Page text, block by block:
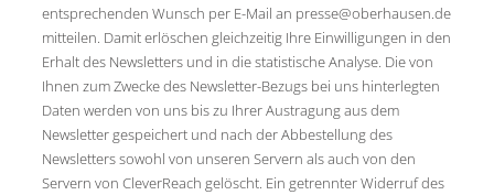
entsprechenden Wunsch per E-Mail an presse@oberhausen.de
mitteilen. Damit erlöschen gleichzeitig Ihre Einwilligungen in den
Erhalt des Newsletters und in die statistische Analyse. Die von
Ihnen zum Zwecke des Newsletter-Bezugs bei uns hinterlegten
Daten werden von uns bis zu Ihrer Austragung aus dem
Newsletter gespeichert und nach der Abbestellung des
Newsletters sowohl von unseren Servern als auch von den
Servern von CleverReach gelöscht. Ein getrennter Widerruf des